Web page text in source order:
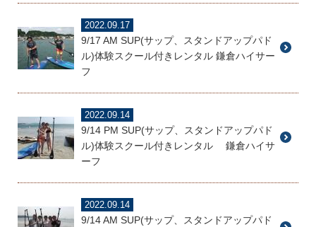
2022.09.17
9/17 AM SUP(サップ、スタンドアップパド
ル)体験スクール付きレンタル 鎌倉ハイサー
フ
2022.09.14
9/14 PM SUP(サップ、スタンドアップパド
ル)体験スクール付きレンタル 鎌倉ハイサ
ーフ
2022.09.14
9/14 AM SUP(サップ、スタンドアップパド